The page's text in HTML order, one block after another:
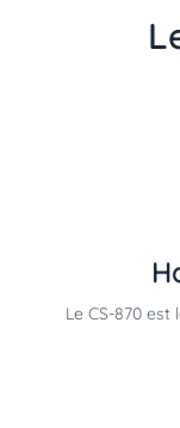
Le CS-870